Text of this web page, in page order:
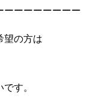
ーーーーーーーー
望の方は
す。